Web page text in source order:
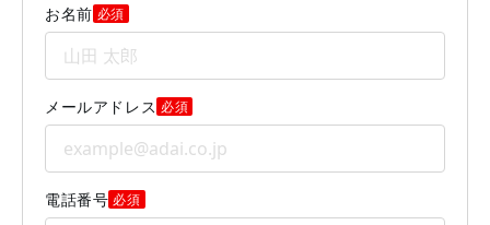
お名前 必須
メールアドレス 必須
電話番号 必須